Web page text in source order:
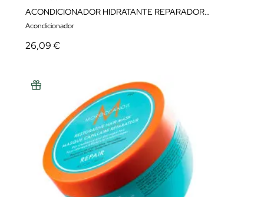
ACONDICIONADOR HIDRATANTE REPARADOR 250ML
Acondicionador
26,09 €